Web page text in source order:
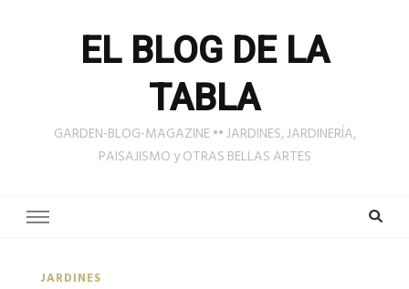
EL BLOG DE LA
TABLA
GARDEN-BLOG-MAGAZINE •• JARDINES, JARDINERÍA,
PAISAJISMO y OTRAS BELLAS ARTES
JARDINES